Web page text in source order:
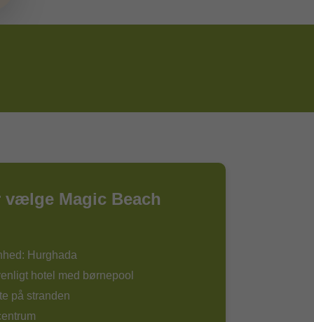
vælge Magic Beach
Hurghada
hotel med børnepool
på stranden